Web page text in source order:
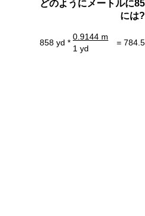
どのようにメートルに
には?
858 yd *
0.9144 m
=
1 yd